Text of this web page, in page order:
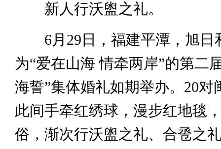
新人行沃盥之礼。
6月29日，福建平潭，旭日
为“爱在山海 情牵两岸”的第二
海誓”集体婚礼如期举办。20对
此间手牵红绣球，漫步红地毯
俗，渐次行沃盥之礼、合卺之